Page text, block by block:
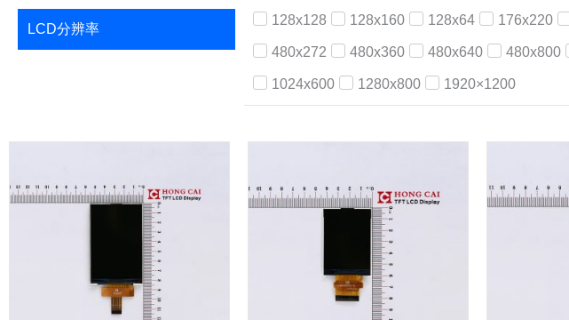
LCD分辨率
128x128 128x160 128x64 176x220
480x272 480x360 480x640 480x800
1024x600 1280x800 1920×1200